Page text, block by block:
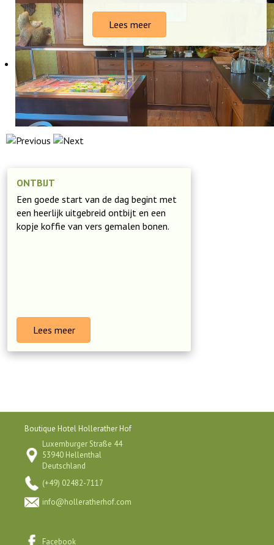
Lees meer
ONTBIJT
Een goede start van de dag begint met
een heerlijk uitgebreid ontbijt en een
kopje koffie van vers gemalen bonen.
Lees meer
Boutique Hotel Hollerather Hof
Luxemburger Straße 44
53940 Hellenthal
Deutschland
(+49) 02482-7117
info@holleratherhof.com
Facebook